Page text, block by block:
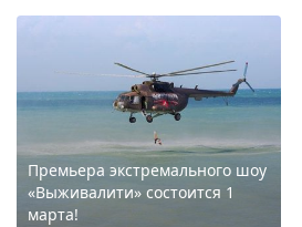
Премьера экстремального шоу
«Выживалити» состоится 1
марта!